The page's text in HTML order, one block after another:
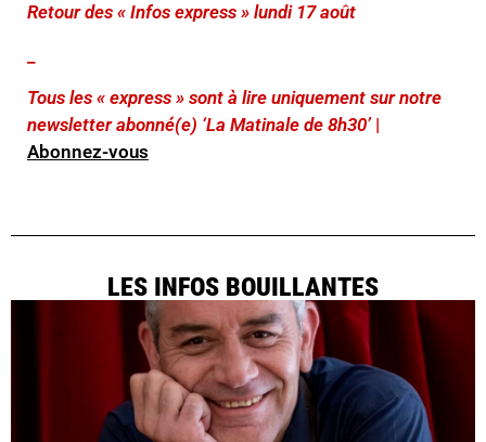
Retour des « Infos express » lundi 17 août
Tous les « express » sont à lire uniquement sur notre
newsletter abonné(e) ‘La Matinale de 8h30’ |
Abonnez-vous
LES INFOS BOUILLANTES